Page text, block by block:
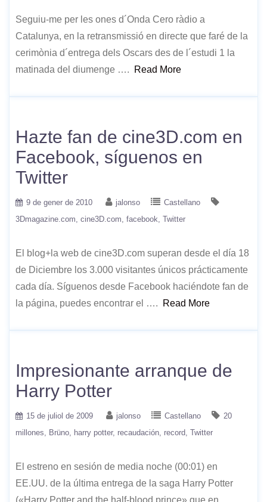
Seguiu-me per les ones d´Onda Cero ràdio a
Catalunya, en la retransmissió en directe que faré de la
cerimònia d´entrega dels Oscars des de l´estudi 1 la
matinada del diumenge ….
Read More
Hazte fan de cine3D.com en
Facebook, síguenos en
Twitter
9 de gener de 2010 jalonso
Castellano
3Dmagazine.com cine3D.com facebook Twitter
El blog+la web de cine3D.com superan desde el día 18
de Diciembre los 3.000 visitantes únicos prácticamente
cada día. Síguenos desde Facebook haciéndote fan de
la página, puedes encontrar el ….
Read More
Impresionante arranque de
Harry Potter
15 de juliol de 2009 jalonso Castellano
20
millones
Brüno harry potter recaudación record Twitter
El estreno en sesión de media noche (00:01) en
EE.UU. de la última entrega de la saga Harry Potter
(«Harry Potter and the half-blood prince» que en